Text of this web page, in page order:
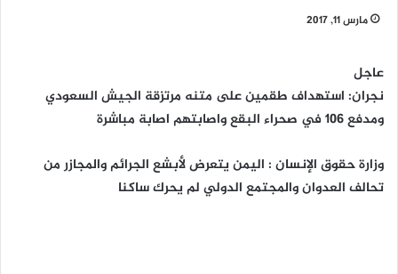
مارس 11, 2017
عاجل
نجران: استهداف طقمين على متنه مرتزقة الجيش السعودي
ومدفع 106 في صحراء البقع واصابتهم اصابة مباشرة
وزارة حقوق الإنسان : اليمن يتعرض لأبشع الجرائم والمجازر من
تحالف العدوان والمجتمع الدولي لم يحرك ساكنا